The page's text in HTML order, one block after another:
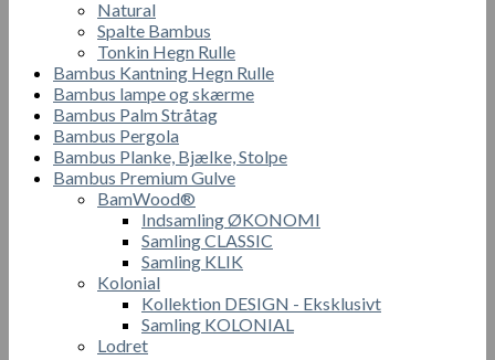
Natural
Spalte Bambus
Tonkin Hegn Rulle
Bambus Kantning Hegn Rulle
Bambus lampe og skærme
Bambus Palm Stråtag
Bambus Pergola
Bambus Planke, Bjælke, Stolpe
Bambus Premium Gulve
BamWood®
Indsamling ØKONOMI
Samling CLASSIC
Samling KLIK
Kolonial
Kollektion DESIGN - Eksklusivt
Samling KOLONIAL
Lodret